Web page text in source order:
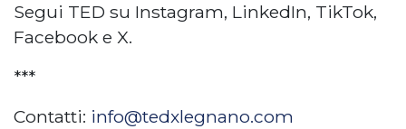
Segui TED su Instagram, LinkedIn, TikTok,
Facebook e X.
***
Contatti: info@tedxlegnano.com